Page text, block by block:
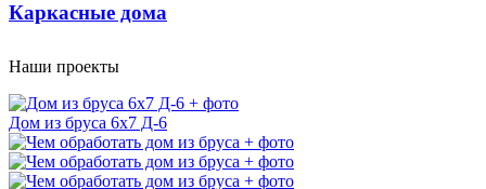
Каркасные дома
Наши проекты
Дом из бруса 6x7 Д-6